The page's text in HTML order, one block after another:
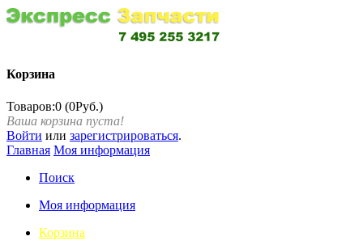
Корзина
Товаров:0 (0Руб.)
Ваша корзина пуста!
Войти или зарегистрироваться.
Главная Моя информация
Поиск
Моя информация
Корзина